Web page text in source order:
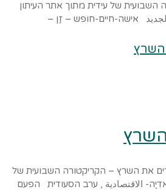
השבועית של עידית מתוך אתר העיתון
אישה-חיים-חופש – זַן –
את השרץ – הקריקטורה השבועית של
الاقتصادية , ערב הסעודית הפעם